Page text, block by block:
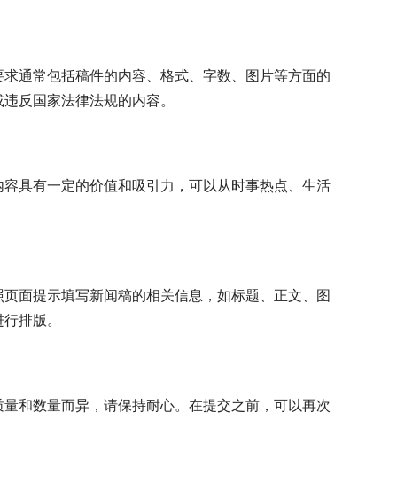
通常包括稿件的内容、格式、字数、图片等方面的
反国家法律法规的内容。
具有一定的价值和吸引力，可以从时事热点、生活
面提示填写新闻稿的相关信息，如标题、正文、图
排版。
和数量而异，请保持耐心。在提交之前，可以再次